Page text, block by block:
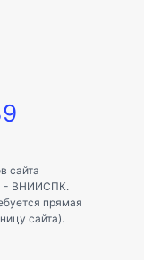
сайта
- ВНИИСПК.
прямая
сайта).